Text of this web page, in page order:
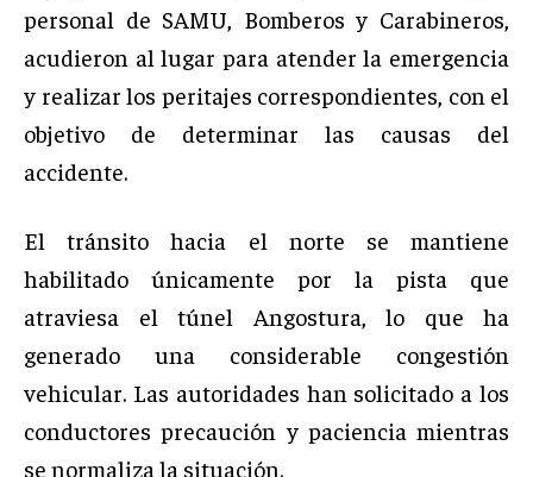
personal de SAMU, Bomberos y Carabineros,
acudieron al lugar para atender la emergencia
y realizar los peritajes correspondientes, con el
objetivo de determinar las causas del
accidente.
El tránsito hacia el norte se mantiene
habilitado únicamente por la pista que
atraviesa el túnel Angostura, lo que ha
generado una considerable congestión
vehicular. Las autoridades han solicitado a los
conductores precaución y paciencia mientras
se normaliza la situación.